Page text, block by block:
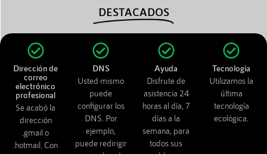
Dirección de
correo
electrónico
profesional
Se acabó la
dirección
.gmail o
.hotmail. Con
DNS
Usted mismo
puede
configurar los
DNS. Por
ejemplo,
puede redirigir
Ayuda
Disfrute de
asistencia 24
horas al día, 7
días a la
semana, para
todos sus
Tecnología
Utilizamos la
última
tecnología
ecológica.
DESTACADOS